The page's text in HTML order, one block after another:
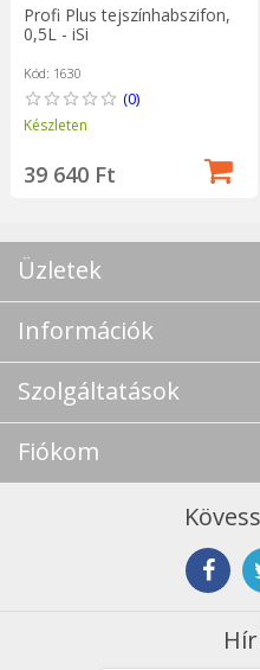
Profi Plus tejszínhabszifon,
0,5L - iSi
Kód: 1630
(0)
Készleten
39 640 Ft
Üzletek
Információk
Szolgáltatások
Fiókom